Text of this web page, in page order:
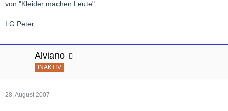
von "Kleider machen Leute".
LG Peter
Alviano
INAKTIV
28. August 2007